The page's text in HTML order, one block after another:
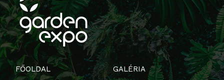
FŐOLDAL GALÉRIA